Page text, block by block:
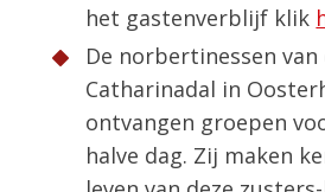
het gastenverblijf klik
De norbertinessen
Catharinadal in
ontvangen groepen
halve dag. Zij maken